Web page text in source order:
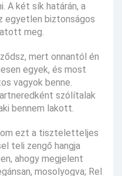
A két sík határán, a
egyetlen biztonságos
meg.
mert onnantól én
egyek, és most
vagyok benne.
szólítalak
bennem lakott.
ezt a tiszteletteljes
teli zengő hangja
ahogy megjelent
mosolyogva; Rel